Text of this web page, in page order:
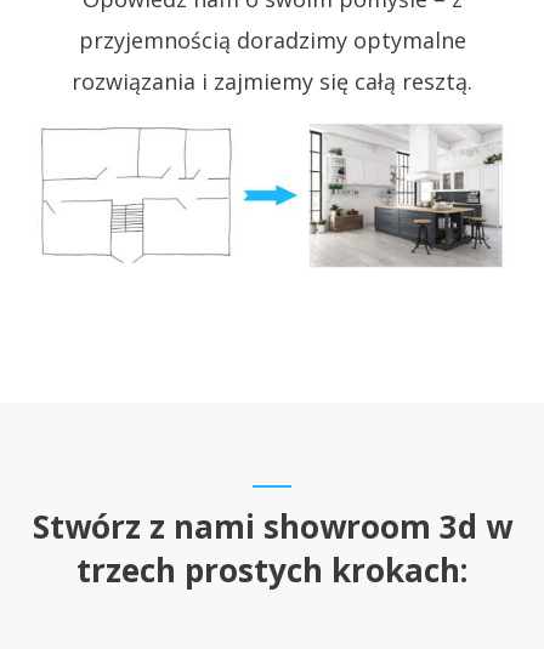
przyjemnością doradzimy optymalne
rozwiązania i zajmiemy się całą resztą.
Stwórz z nami showroom 3d w
trzech prostych krokach: